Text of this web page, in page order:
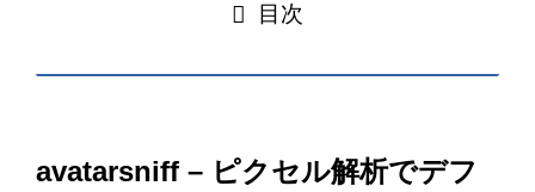
目次
avatarsniff – ピクセル解析でデフ